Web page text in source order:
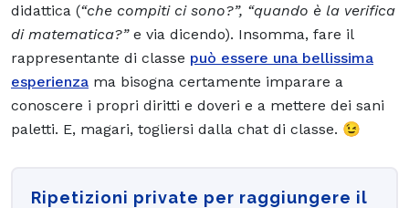
didattica (“che compiti ci sono?”, “quando è la verifica
di matematica?” e via dicendo). Insomma, fare il
rappresentante di classe può essere una bellissima
esperienza ma bisogna certamente imparare a
conoscere i propri diritti e doveri e a mettere dei sani
paletti. E, magari, togliersi dalla chat di classe. 😉
Ripetizioni private per raggiungere il